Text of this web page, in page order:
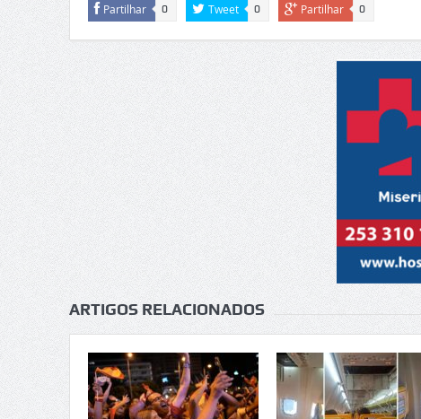
Partilhar 0 Tweet 0 Partilhar 0
ARTIGOS RELACIONADOS